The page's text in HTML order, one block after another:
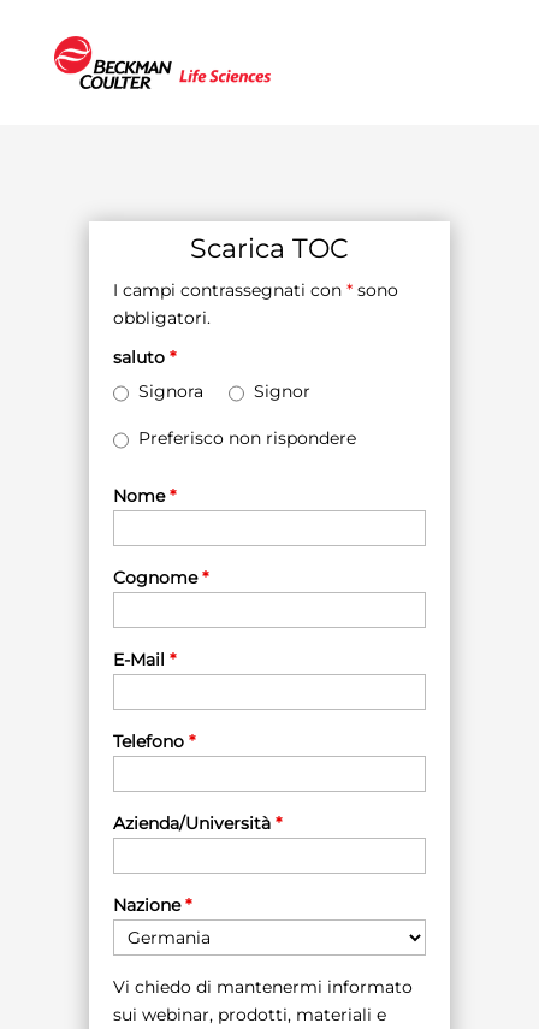
Scarica TOC
I campi contrassegnati con *sono
obbligatori.
saluto *
Signora
Signor
Preferisco non rispondere
Nome*
Cognome*
E-Mail *
Telefono *
Azienda/Università *
Nazione*
Vi chiedo di mantenermi informato
sui webinar, prodotti, materiali e